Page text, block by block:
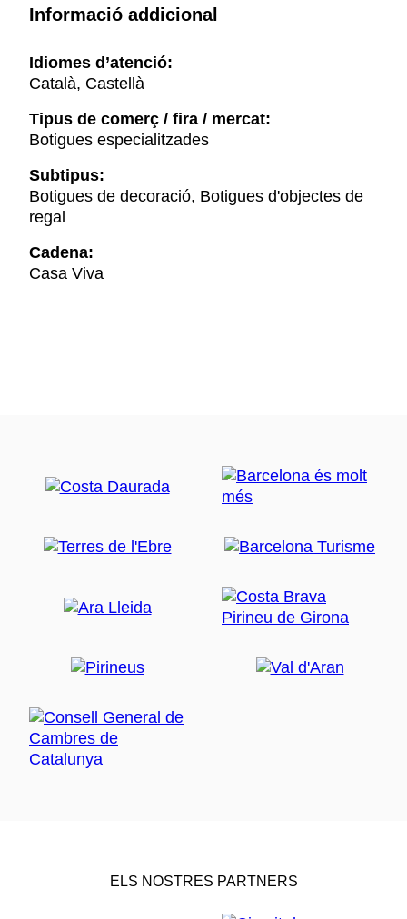
Informació addicional
Idiomes d’atenció:
Català, Castellà
Tipus de comerç / fira / mercat:
Botigues especialitzades
Subtipus:
Botigues de decoració, Botigues d'objectes de
regal
Cadena:
Casa Viva
ELS NOSTRES PARTNERS